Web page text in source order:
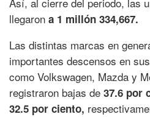
llegaron a 1 millón 334,667.
Las distintas marcas en
importantes descensos en
como Volkswagen, Mazda y
registraron bajas de 37.6 por
32.5 por ciento,